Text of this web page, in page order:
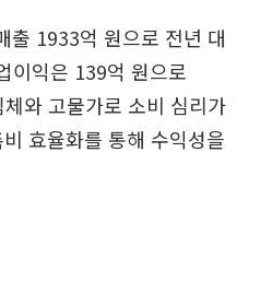
출 1933억 원으로 전년 대
이익은 139억 원으로
와 고물가로 소비 심리가
효율화를 통해 수익성을